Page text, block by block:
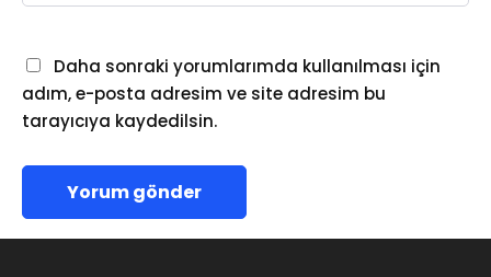
Daha sonraki yorumlarımda kullanılması için
adım, e-posta adresim ve site adresim bu
tarayıcıya kaydedilsin.